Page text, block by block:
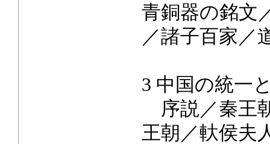
青銅器の銘文
／諸子百家／
3 中国の統一
序説／秦王
王朝／軑侯夫